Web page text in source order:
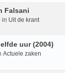
Falsani
in Uit de krant
uur (2004)
Actuele zaken